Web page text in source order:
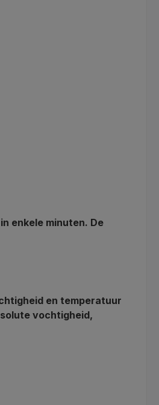
enkele minuten. De
en temperatuur
vochtigheid,